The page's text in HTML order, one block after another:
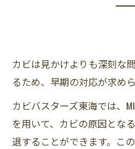
カビは見かけよりも深刻な
るため、早期の対応が求めら
カビバスターズ東海では、
を用いて、カビの原因とな
退することができます。こ